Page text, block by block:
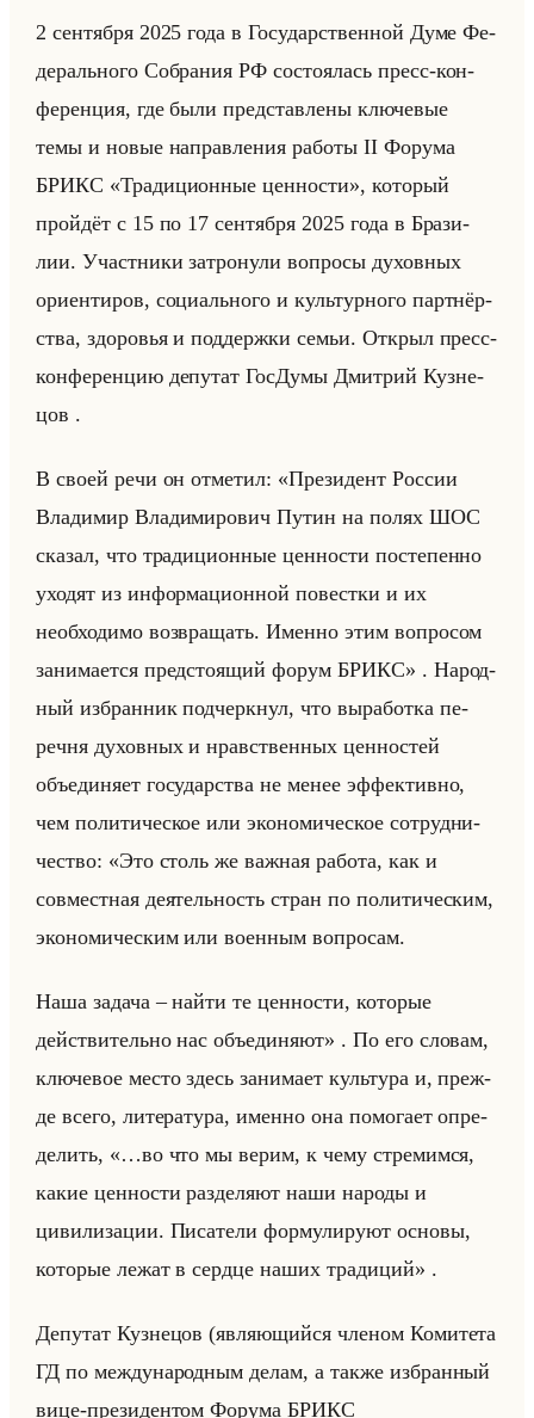
2 сен­тяб­ря 2025 года в Го­су­дар­ствен­ной Думе Фе­
де­рально­го Со­бра­ния РФ со­сто­ялась пресс-кон­
фе­рен­ция, где были пред­став­ле­ны клю­че­вые
темы и новые на­прав­ле­ния ра­бо­ты II Фо­ру­ма
БРИКС «Традиционные ценности», ко­то­рый
пройдёт с 15 по 17 сен­тяб­ря 2025 года в Бра­зи­
лии. Участ­ни­ки за­тро­ну­ли во­про­сы ду­хов­ных
ори­ен­ти­ров, со­ци­ально­го и культур­но­го парт­нёр­
ства, здо­ро­вья и под­держ­ки семьи. От­крыл пресс-
кон­фе­рен­цию де­пу­тат Гос­Ду­мы Дмит­рий Куз­не­
цов .
В своей речи он от­ме­тил: «Президент России
Владимир Владимирович Путин на полях ШОС
сказал, что традиционные ценности постепенно
уходят из информационной повестки и их
необходимо возвращать. Именно этим вопросом
занимается предстоящий форум БРИКС» . На­род­
ный из­бран­ник под­черк­нул, что вы­ра­бот­ка пе­
реч­ня ду­хов­ных и нрав­ствен­ных цен­но­стей
объеди­ня­ет го­су­дар­ства не менее эф­фек­тив­но,
чем по­ли­ти­че­ское или эко­но­ми­че­ское со­труд­ни­
че­ство: «Это столь же важная работа, как и
совместная деятельность стран по политическим,
экономическим или военным вопросам.
Наша задача – найти те ценности, которые
действительно нас объединяют» . По его сло­вам,
клю­че­вое место здесь за­ни­ма­ет культу­ра и, преж­
де всего, ли­те­ра­ту­ра, имен­но она по­мо­га­ет опре­
де­лить, «…во что мы верим, к чему стремимся,
какие ценности разделяют наши народы и
цивилизации. Писатели формулируют основы,
которые лежат в сердце наших традиций» .
Де­пу­тат Куз­не­цов (яв­ля­ющийся чле­ном Ко­ми­те­та
ГД по меж­ду­на­род­ным делам, а также из­бран­ный
вице-пре­зи­ден­том Фо­ру­ма БРИКС